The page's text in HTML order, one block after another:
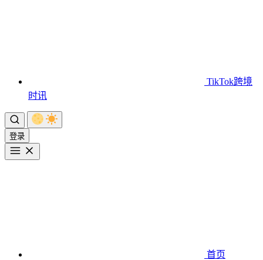
TikTok跨境
时讯
登录
首页